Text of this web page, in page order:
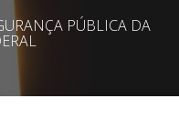
PÚBLICA DA